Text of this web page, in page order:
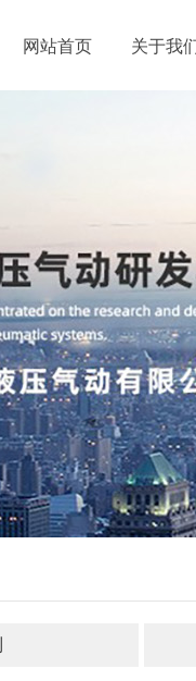
网站首页 关于我